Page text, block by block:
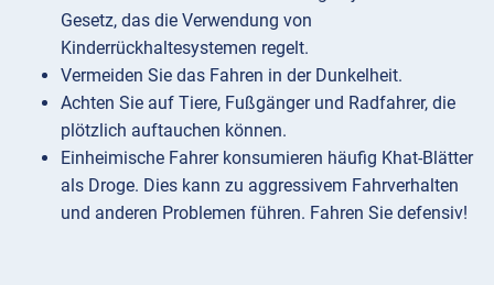
Gesetz, das die Verwendung von
Kinderrückhaltesystemen regelt.
Vermeiden Sie das Fahren in der Dunkelheit.
Achten Sie auf Tiere, Fußgänger und Radfahrer, die
plötzlich auftauchen können.
Einheimische Fahrer konsumieren häufig Khat-Blätter
als Droge. Dies kann zu aggressivem Fahrverhalten
und anderen Problemen führen. Fahren Sie defensiv!